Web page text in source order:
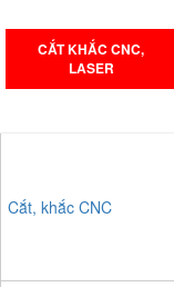
CẮT KHẮC CNC,
LASER
Cắt, khắc CNC